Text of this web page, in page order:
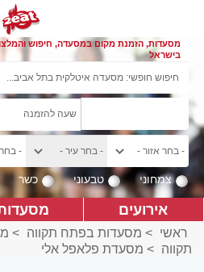
מסעדות, הזמנת מקום במסעדה, חיפוש
בישראל
צמחוני טבעוני כשר
אירועים
ראשי > מסעדות בפתח תקווה >
תקווה > מסעדת פלאפל אלי